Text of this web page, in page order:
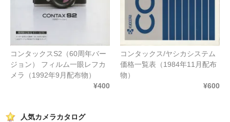
コンタックスS2（60周年バー
ジョン） フィルム一眼レフカ
メラ（1992年9月配布物）
¥400
コンタックス/ヤシカシステム
価格一覧表（1984年11月配布
物）
¥600
人気カメラカタログ